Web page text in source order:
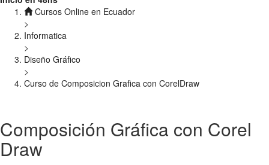
Cursos Online en Ecuador
>
Informatica
>
Diseño Gráfico
>
Curso de Composicion Grafica con CorelDraw
Composición Gráfica con Corel
Draw